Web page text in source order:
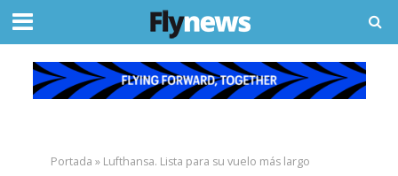
Portada » Lufthansa. Lista para su vuelo más largo